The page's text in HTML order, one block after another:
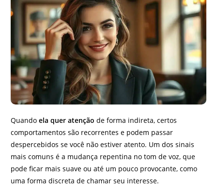
Quandoela quer atenção de forma indireta, certos
comportamentos são recorrentes e podem passar
despercebidos se você não estiver atento. Um dos sinais
mais comuns é a mudança repentina no tom de voz, que
pode ficar mais suave ou até um pouco provocante, como
uma forma discreta de chamar seu interesse.